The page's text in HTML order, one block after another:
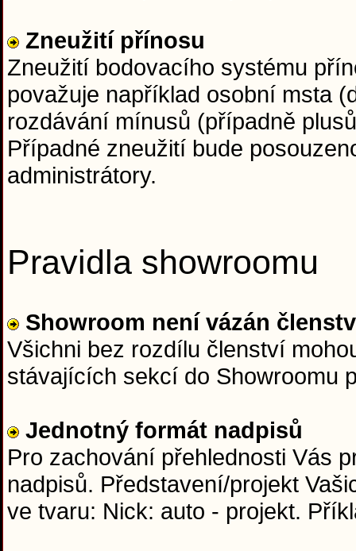
Zneužití přínosu
Zneužití bodovacího systému
považuje například osobní msta
rozdávání mínusů (případně
Případné zneužití bude
administrátory.
Pravidla showroomu
Showroom není vázán
Všichni bez rozdílu členství
stávajících sekcí do Showroomu
Jednotný formát nadpisů
Pro zachování přehlednosti Vás
nadpisů. Představení/projekt
ve tvaru: Nick: auto - projekt.